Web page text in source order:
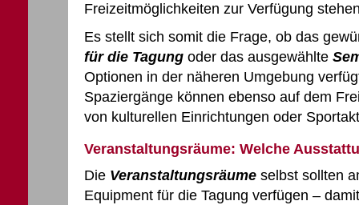
Freizeitmöglichkeiten zur Verfügung
Es stellt sich somit die Frage, ob das
für die Tagung oder das ausgewählte
Optionen in der näheren Umgebung
Spaziergänge können ebenso auf dem
von kulturellen Einrichtungen oder
Veranstaltungsräume: Welche
Die Veranstaltungsräume selbst sollten
Equipment für die Tagung verfügen –